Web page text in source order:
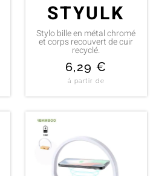
STYULK
Stylo bille en métal chromé
et corps recouvert de cuir
recyclé.
6,29€
à partir de